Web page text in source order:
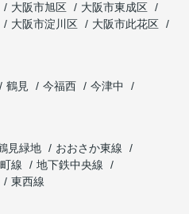
大阪市旭区
大阪市東成区
大阪市淀川区
大阪市此花区
鶴見 今福西
今津中
見緑地
おおさか東線
線
地下鉄中央線
東西線